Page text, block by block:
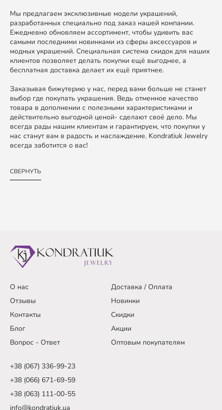
Мы предлагаем эксклюзивные модели украшений,
разработанных специально под заказ нашей компании.
Ежедневно обновляем ассортимент, чтобы удивить вас
самыми последними новинками из сферы аксессуаров и
модных украшений. Специальная система скидок для наших
клиентов позволяет делать покупки ещё выгоднее, а
бесплатная доставка делает их ещё приятнее.
Заказывая бижутерию у нас, перед вами больше не станет
выбор где покупать украшения. Ведь отменное качество
товара в дополнении с полезными характеристиками и
действительно выгодной ценой- сделают своё дело. Мы
всегда рады нашим клиентам и гарантируем, что покупки у
нас станут вам в радость и наслаждение. Kondratiuk Jewelry
всегда заботится о вас!
СВЕРНУТЬ
О нас
Доставка / Оплата
Отзывы
Новинки
Контакты
Скидки
Блог
Акции
Вопрос - Ответ
Оптовым покупателям
+38 (067) 336-99-23
+38 (066) 671-69-59
+38 (063) 111-00-55
info@kondratiuk.ua